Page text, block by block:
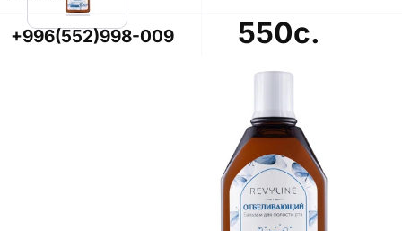
+996(552)998-009 550с.
В корзину
Характеристики
Производитель
Россия